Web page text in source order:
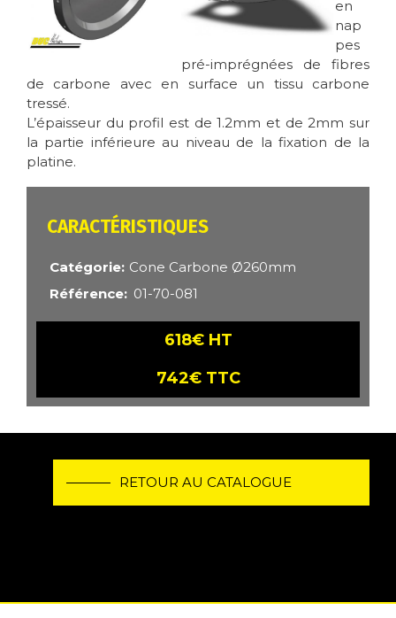
en
nap
pes
pré-imprégnées de fibres
de carbone avec en surface un tissu carbone
tressé.
L’épaisseur du profil est de 1.2mm et de 2mm sur
la partie inférieure au niveau de la fixation de la
platine.
CARACTÉRISTIQUES
Catégorie Cone Carbone Ø260mm
Référence
01-70-081
618€ HT
742€ TTC
RETOUR AU CATALOGUE